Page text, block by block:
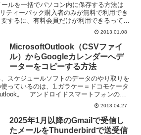
ルを一括でパソコン内に保存する方法は
ティーパック購入者のみが無料で利用でき
するに、有料会員だけが利用できるってこ
2013.01.08
MicrosoftOutlook（CSVファイ
ル）からGoogleカレンダーへデ
ーターをコピーする方法
スケジュールソフトのデータのやり取りを
っているのは、1.ガラケー＝ドコモケータ
。 アンドロイドスマートフォンのス
2013.04.27
2025年1月以降のGmailで受信し
たメールをThunderbirdで送受信